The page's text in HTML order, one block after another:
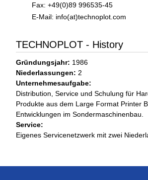
Fax: +49(0)89 996535-45
E-Mail: info(at)technoplot.com
TECHNOPLOT - History
Gründungsjahr: 1986
Niederlassungen: 2
Unternehmesaufgabe:
Distribution, Service und Schulung für
Produkte aus dem Large Format Printer
Entwicklungen im Sondermaschinenbau.
Service:
Eigenes Servicenetzwerk mit zwei